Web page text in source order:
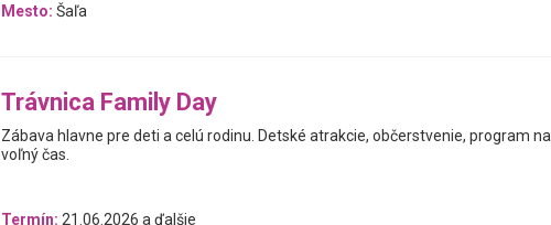
Mesto: Šaľa
Trávnica Family Day
Zábava hlavne pre deti a celú rodinu. Detské atrakcie, občerstvenie, program na
voľný čas.
Termín: 21.06.2026 a ďalšie